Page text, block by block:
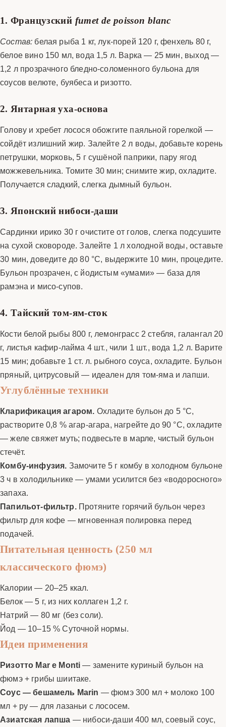
1. Французский fumet de poisson blanc
Состав: белая рыба 1 кг, лук-порей 120 г, фенхель 80 г,
белое вино 150 мл, вода 1,5 л. Варка — 25 мин, выход —
1,2 л прозрачного бледно-соломенного бульона для
соусов велюте, буябеса и ризотто.
2. Янтарная уха-основа
Голову и хребет лосося обожгите паяльной горелкой —
сойдёт излишний жир. Залейте 2 л воды, добавьте корень
петрушки, морковь, 5 г сушёной паприки, пару ягод
можжевельника. Томите 30 мин; снимите жир, охладите.
Получается сладкий, слегка дымный бульон.
3. Японский нибоси-даши
Сарди­нки ирико 30 г очистите от голов, слегка подсушите
на сухой сковороде. Залейте 1 л холодной воды, оставьте
30 мин, доведите до 80 °C, выдержите 10 мин, процедите.
Бульон прозрачен, с йодистым «умами» — база для
рамэна и мисо-супов.
4. Тайский том-ям-сток
Кости белой рыбы 800 г, лемонграсс 2 стебля, галангал 20
г, листья кафир-лайма 4 шт., чили 1 шт., вода 1,2 л. Варите
15 мин; добавьте 1 ст. л. рыбного соуса, охладите. Бульон
пряный, цитрусовый — идеален для том-яма и лапши.
Углублённые техники
Кларификация агаром. Охладите бульон до 5 °C,
растворите 0,8 % агар-агара, нагрейте до 90 °C, охладите
— желе свяжет муть; подвесьте в марле, чистый бульон
стечёт.
Комбу-инфузия. Замочите 5 г комбу в холодном бульоне
3 ч в холодильнике — умами усилится без «водоросного»
запаха.
Папильот-фильтр.Протяните горячий бульон через
фильтр для кофе — мгновенная полировка перед
подачей.
Питательная ценность (250 мл
классического фюмэ)
Калории — 20–25 ккал.
Белок — 5 г, из них коллаген 1,2 г.
Натрий — 80 мг (без соли).
Йод — 10–15 % Суточной нормы.
Идеи применения
Ризотто Mar e Monti— замените куриный бульон на
фюмэ + грибы шиитаке.
Соус — бешамель Marin — фюмэ 300 мл + молоко 100
мл + ру — для лазаньи с лососем.
Азиатская лапша — нибоси-даши 400 мл, соевый соус,